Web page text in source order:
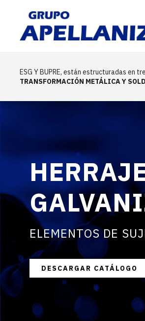
ESG Y BUPRE, están estructuradas en
TRANSFORMACIÓN METÁLICA Y
ELEMENTOS DE
DESCARGAR CATÁLOGO